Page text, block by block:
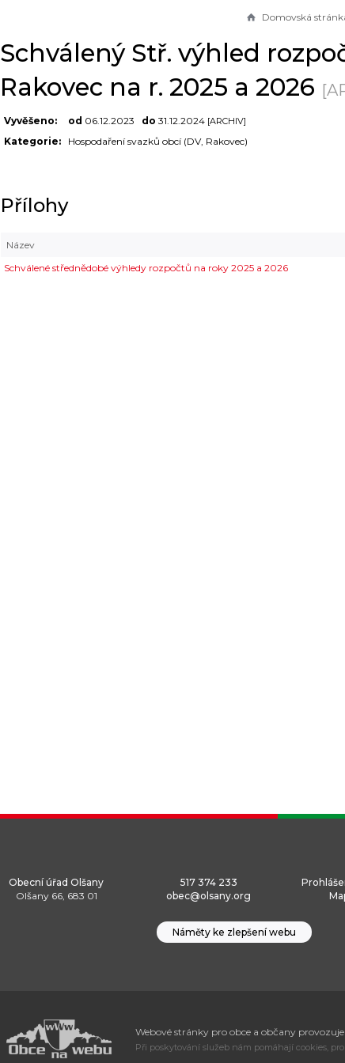
Domovská
Schválený Stř. výhled
Rakovec na r. 2025 a 2026
Vyvěšeno: od 06.12.2023 do 31.12.2024 [ARCHIV]
Kategorie: Hospodaření svazků obcí (DV, Rakovec)
Přílohy
Název
Schválené střednědobé výhledy rozpočtů na roky 2025 a 2026
Obecní úřad Olšany
Olšany 66, 683 01
517 374 233
obec@olsany.org
Náměty ke zlepšení webu
Webové stránky pro obce a občany provozuje
Při poskytování služeb nám pomáhají cookies,